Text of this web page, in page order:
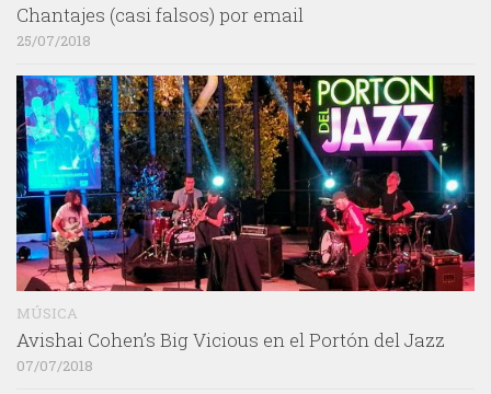
Chantajes (casi falsos) por email
25/07/2018
MÚSICA
Avishai Cohen’s Big Vicious en el Portón del Jazz
07/07/2018